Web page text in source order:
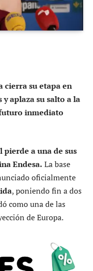
cierra su etapa en
aplaza su salto a la
inmediato
a una de sus
Endesa. La base
oficialmente
, poniendo fin a dos
como una de las
de Europa.